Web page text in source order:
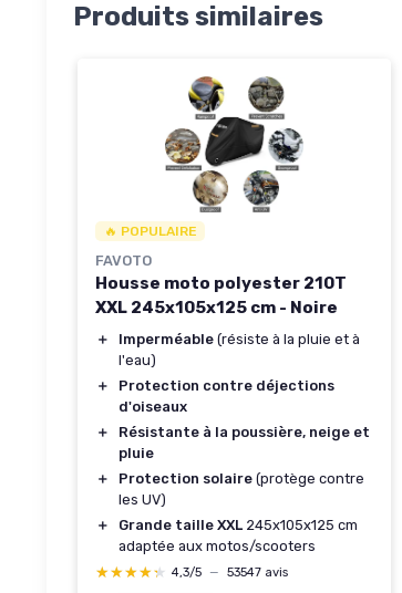
Produits similaires
🔥 POPULAIRE
FAVOTO
Housse moto polyester 210T
XXL 245x105x125 cm - Noire
＋ Imperméable (résiste à la pluie et à
l'eau)
＋
Protection contre déjections
d'oiseaux
＋
Résistante à la poussière, neige et
pluie
＋
Protection solaire (protège contre
les UV)
＋
Grande taille XXL 245x105x125 cm
adaptée aux motos/scooters
★★★★★
★★★★★ 4,3/5 — 53547 avis